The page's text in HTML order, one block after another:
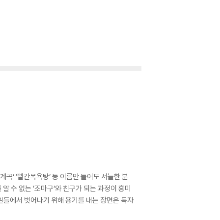
‘ ’빨간목욕탕‘ 등 이름만 들어도 서늘한 분
수 없는 ’조마구‘와 친구가 되는 과정이 흥미
에서 벗어나기 위해 용기를 내는 장면은 독자